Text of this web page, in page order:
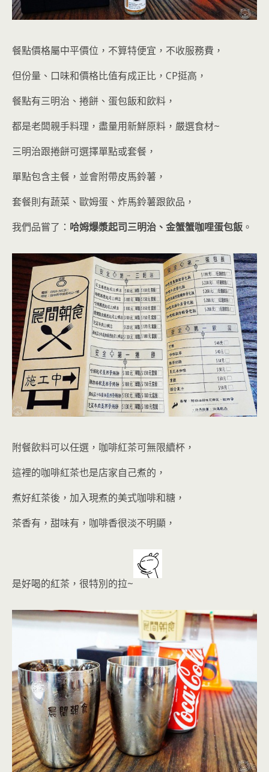
餐點價格屬中平價位，不算特便宜，不收服務費，
但份量、口味和價格比值有成正比，CP挺高，
餐點有三明治、捲餅、蛋包飯和飲料，
都是老闆親手料理，盡量用新鮮原料，嚴選食材~
三明治跟捲餅可選擇單點或套餐，
單點包含主餐，並會附帶皮馬鈴薯，
套餐則有蔬菜、歐姆蛋、炸馬鈴薯跟飲品 ，
我們品嘗了： 哈姆爆漿起司三明治、金蟹蟹咖哩蛋包飯 。
附餐飲料可以任選，咖啡紅茶可無限續杯，
這裡的咖啡紅茶也是店家自己煮的，
煮好紅茶後，加入現煮的美式咖啡和糖，
茶香有，甜味有，咖啡香很淡不明顯，
是好喝的紅茶 ，很特別的拉~